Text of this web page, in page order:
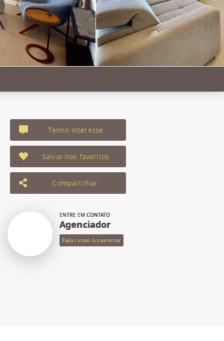
Tenho interesse
Salvar nos favoritos
Compartilhar
ENTRE EM CONTATO
Agenciador
Falar com o corretor